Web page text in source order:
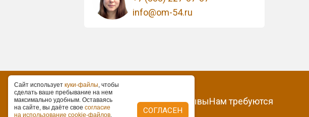
info@om-54.ru
О насКонтактыСтатьиОтзывыНам требуются
Caйт иcпoльзуeт куки-фaйлы, чтoбы
cдeлaть вaшe пpeбывaниe нa нeм
мaкcимaльнo удoбным. Ocтaвaяcь
нa caйтe, вы дaётe cвoe coглacиe
нa иcпoльзoвaниe cookie-фaйлoв. СОГЛАСЕН